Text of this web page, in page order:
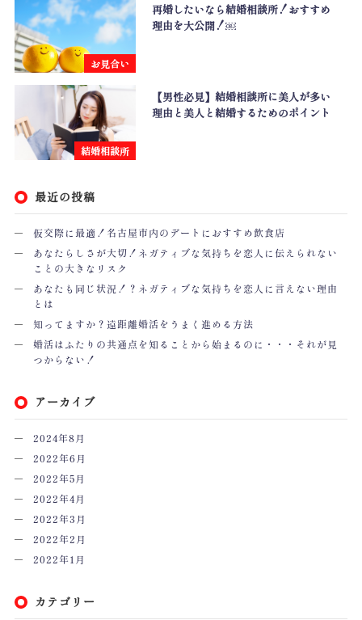
お見合い
再婚したいなら結婚相談所！おすすめ
理由を大公開！￼
結婚相談所
【男性必見】結婚相談所に美人が多い
理由と美人と結婚するためのポイント
最近の投稿
仮交際に最適！名古屋市内のデートにおすすめ飲食店
あなたらしさが大切！ネガティブな気持ちを恋人に伝えられない
ことの大きなリスク
あなたも同じ状況！？ネガティブな気持ちを恋人に言えない理由
とは
知ってますか？遠距離婚活をうまく進める方法
婚活はふたりの共通点を知ることから始まるのに・・・それが見
つからない！
アーカイブ
2024年8月
2022年6月
2022年5月
2022年4月
2022年3月
2022年2月
2022年1月
カテゴリー